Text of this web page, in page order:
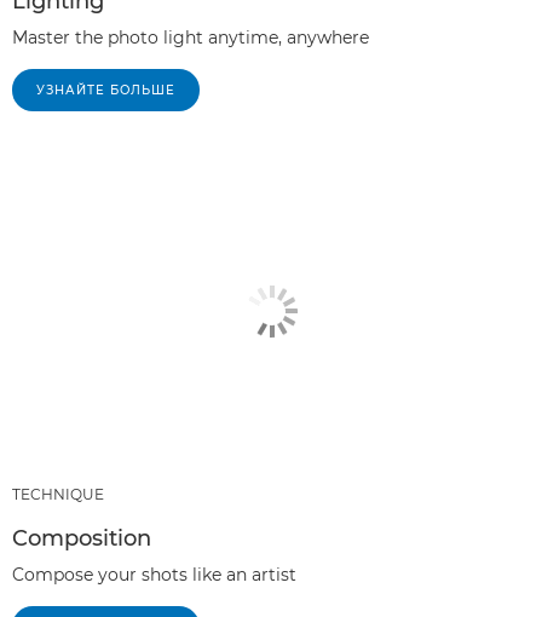
Master the photo light anytime, anywhere
УЗНАЙТЕ БОЛЬШЕ
TECHNIQUE
Composition
Compose your shots like an artist